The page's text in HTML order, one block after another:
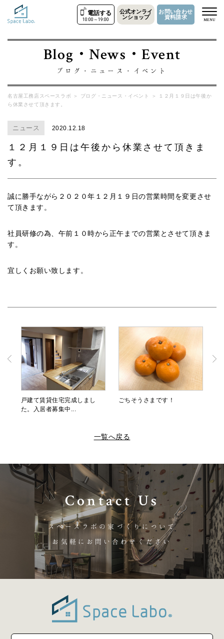
電話する
10:00～19:00
公式オンライ
ンショップ
お問い合わせ
資料請求
MENU
Blog・News・Event
ブログ・ニュース・イベント
名古屋工務店スペースラボ ＞ ブログ・ニュース・イベント ＞
１２月１９日は午後か
ら休業させて頂きます。
ニュース 2020.12.18
１２月１９日は午後から休業させて頂きま
す。
誠に勝手ながら２０２０年１２月１９日の営業時間を変更させ
て頂きます。
社員研修の為、午前１０時から正午までの営業とさせて頂きま
す。
宜しくお願い致します。
戸建て賃貸住宅完成しまし
た。入居者募集中...
ごちそうさまです！
一覧へ戻る
Contact Us
スペースラボの家づくりについて
お気軽にお問い合わせください